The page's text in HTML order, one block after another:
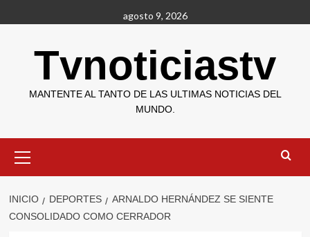
al
agosto 9, 2026
Tvnoticiastv
MANTENTE AL TANTO DE LAS ULTIMAS NOTICIAS DEL
MUNDO.
primario
INICIO DEPORTES
ARNALDO HERNÁNDEZ SE SIENTE
CONSOLIDADO COMO CERRADOR